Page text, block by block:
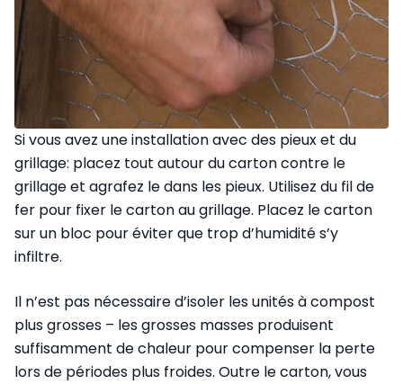
Si vous avez une installation avec des pieux et du
grillage: placez tout autour du carton contre le
grillage et agrafez le dans les pieux. Utilisez du fil de
fer pour fixer le carton au grillage. Placez le carton
sur un bloc pour éviter que trop d’humidité s’y
infiltre.
Il n’est pas nécessaire d’isoler les unités à compost
plus grosses – les grosses masses produisent
suffisamment de chaleur pour compenser la perte
lors de périodes plus froides. Outre le carton, vous